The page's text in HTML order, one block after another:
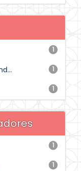
1
1
1
1
1